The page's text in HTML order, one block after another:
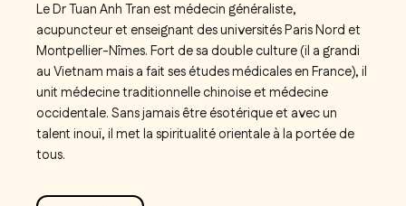
Le Dr Tuan Anh Tran est médecin généraliste,
acupuncteur et enseignant des universités Paris Nord et
Montpellier-Nîmes. Fort de sa double culture (il a grandi
au Vietnam mais a fait ses études médicales en France), il
unit médecine traditionnelle chinoise et médecine
occidentale. Sans jamais être ésotérique et avec un
talent inouï, il met la spiritualité orientale à la portée de
tous.